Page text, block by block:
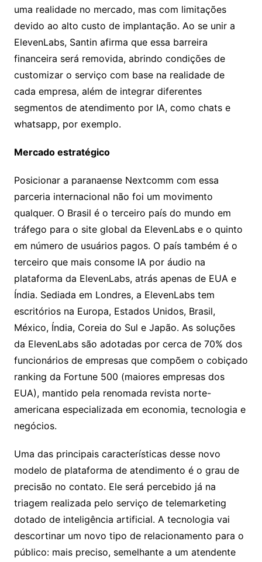
uma realidade no mercado, mas com limitações
devido ao alto custo de implantação. Ao se unir a
ElevenLabs, Santin afirma que essa barreira
financeira será removida, abrindo condições de
customizar o serviço com base na realidade de
cada empresa, além de integrar diferentes
segmentos de atendimento por IA, como chats e
whatsapp, por exemplo.
Mercado estratégico
Posicionar a paranaense Nextcomm com essa
parceria internacional não foi um movimento
qualquer. O Brasil é o terceiro país do mundo em
tráfego para o site global da ElevenLabs e o quinto
em número de usuários pagos. O país também é o
terceiro que mais consome IA por áudio na
plataforma da ElevenLabs, atrás apenas de EUA e
Índia. Sediada em Londres, a ElevenLabs tem
escritórios na Europa, Estados Unidos, Brasil,
México, Índia, Coreia do Sul e Japão. As soluções
da ElevenLabs são adotadas por cerca de 70% dos
funcionários de empresas que compõem o cobiçado
ranking da Fortune 500 (maiores empresas dos
EUA), mantido pela renomada revista norte-
americana especializada em economia, tecnologia e
negócios.
Uma das principais características desse novo
modelo de plataforma de atendimento é o grau de
precisão no contato. Ele será percebido já na
triagem realizada pelo serviço de telemarketing
dotado de inteligência artificial. A tecnologia vai
descortinar um novo tipo de relacionamento para o
público: mais preciso, semelhante a um atendente